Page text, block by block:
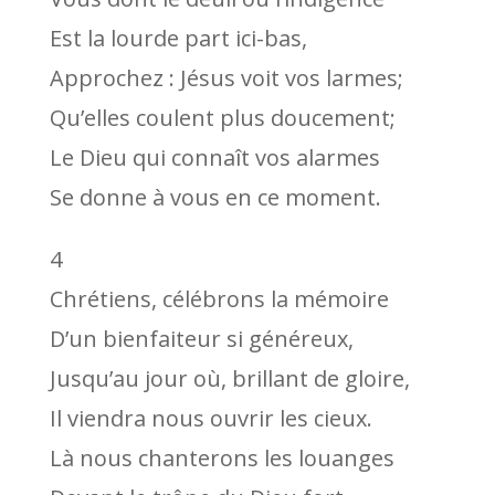
Est la lourde part ici-bas,
Approchez : Jésus voit vos larmes;
Qu’elles coulent plus doucement;
Le Dieu qui connaît vos alarmes
Se donne à vous en ce moment.
4
Chrétiens, célébrons la mémoire
D’un bienfaiteur si généreux,
Jusqu’au jour où, brillant de gloire,
Il viendra nous ouvrir les cieux.
Là nous chanterons les louanges